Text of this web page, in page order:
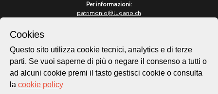
Per informazioni:
patrimonio@lugano.ch
lugano.ch
Cookie policy
Cookies
Questo sito utilizza cookie tecnici, analytics e di terze
parti. Se vuoi saperne di più o negare il consenso a tutti o
ad alcuni cookie premi il tasto gestisci cookie o consulta
la cookie policy